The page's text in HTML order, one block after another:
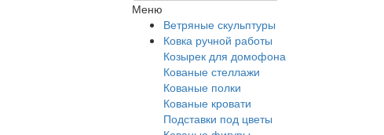
Меню
Ветряные скульптуры
Ковка ручной работы
Козырек для домофона
Кованые стеллажи
Кованые полки
Кованые кровати
Подставки под цветы